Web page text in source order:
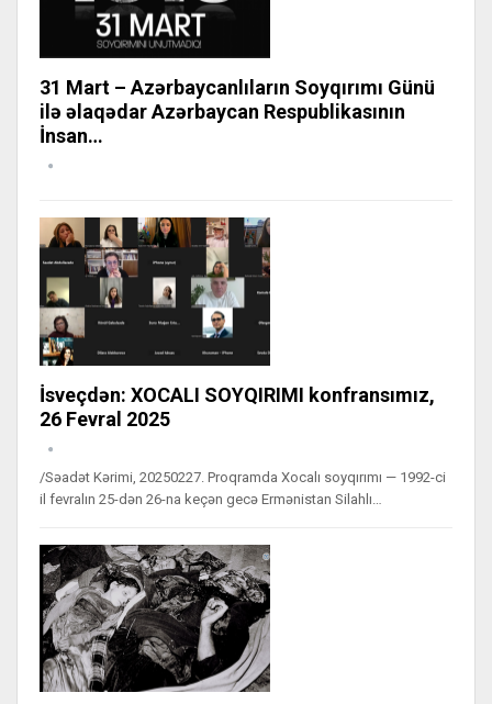
31 Mart – Azərbaycanlıların Soyqırımı Günü
ilə əlaqədar Azərbaycan Respublikasının
İnsan…
İsveçdən: XOCALI SOYQIRIMI konfransımız,
26 Fevral 2025
/Səadət Kərimi, 20250227. Proqramda Xocalı soyqırımı — 1992-ci
il fevralın 25-dən 26-na keçən gecə Ermənistan Silahlı…